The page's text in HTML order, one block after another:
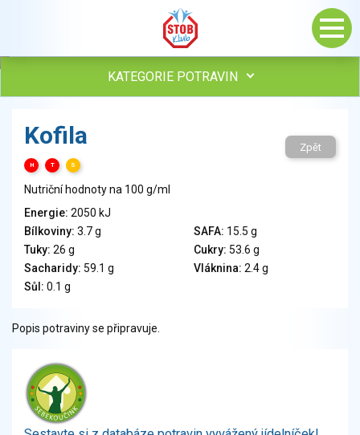
KATEGORIE POTRAVIN
Vejce
Mléko
Veganské a vegetariánské výrobky
Tuky
Obiloviny, mouka, cereální výrobky
Chléb, pečivo, křehké chleby, pufované výrobky
Ovoce
Zelenina
Brambory, luštěniny, houby
Sladkosti, slané výrobky
Zmrzliny
Kofila
H T S
Zpět
Nutriční hodnoty na 100 g/ml
Energie: 2050 kJ
Bílkoviny: 3.7 g SAFA: 15.5 g
Tuky: 26 g Cukry: 53.6 g
Sacharidy: 59.1 g Vláknina: 2.4 g
Sůl: 0.1 g
Popis potraviny se připravuje.